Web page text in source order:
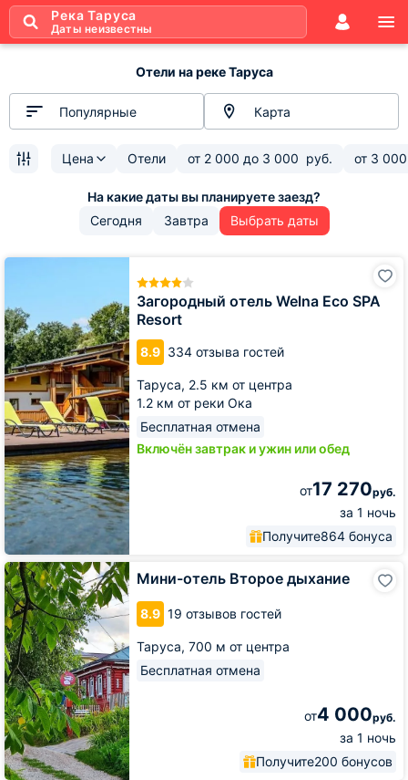
Река Таруса
Даты неизвестны
Отели на реке Таруса
Популярные Карта
Цена Отели от 2 000 до 3 000 руб. от 3 000
Сегодня Завтра Выбрать даты
Загородный отель Welna Eco SPA
Resort
8.9 334 отзыва гостей
Таруса, 2.5 км от центра
1.2 км от реки Ока
Бесплатная отмена
Включён завтрак и ужин или обед
от17 270руб.
за 1 ночь
Получите864 бонуса
Загородный
Eco
SPA
Resort
Мини-отель Второе дыхание
8.9 19 отзывов гостей
Таруса, 700 м от центра
Бесплатная отмена
от4 000руб.
за 1 ночь
Получите200 бонусов
Мини-
отель
Второе
дыхание